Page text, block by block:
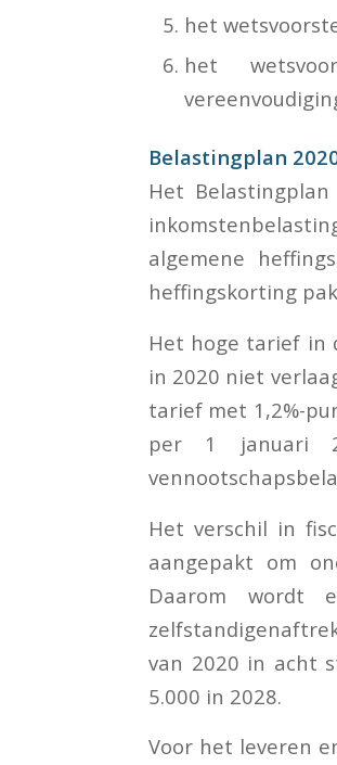
het
het
Belastingplan
Het
algemene
heffingskorting
Het hoge tarief in
in 2020 niet
tarief met 1,2%-
per 1 januari
Het verschil in
aangepakt om
Daarom wordt
van 2020 in acht
5.000 in 2028.
Voor het leveren